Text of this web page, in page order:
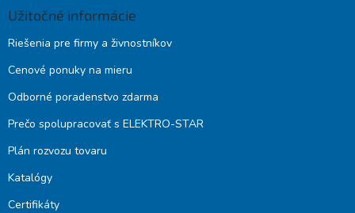
Užitočné informácie
Riešenia pre firmy a živnostníkov
Cenové ponuky na mieru
Odborné poradenstvo zdarma
Prečo spolupracovať s ELEKTRO-STAR
Plán rozvozu tovaru
Katalógy
Certifikáty